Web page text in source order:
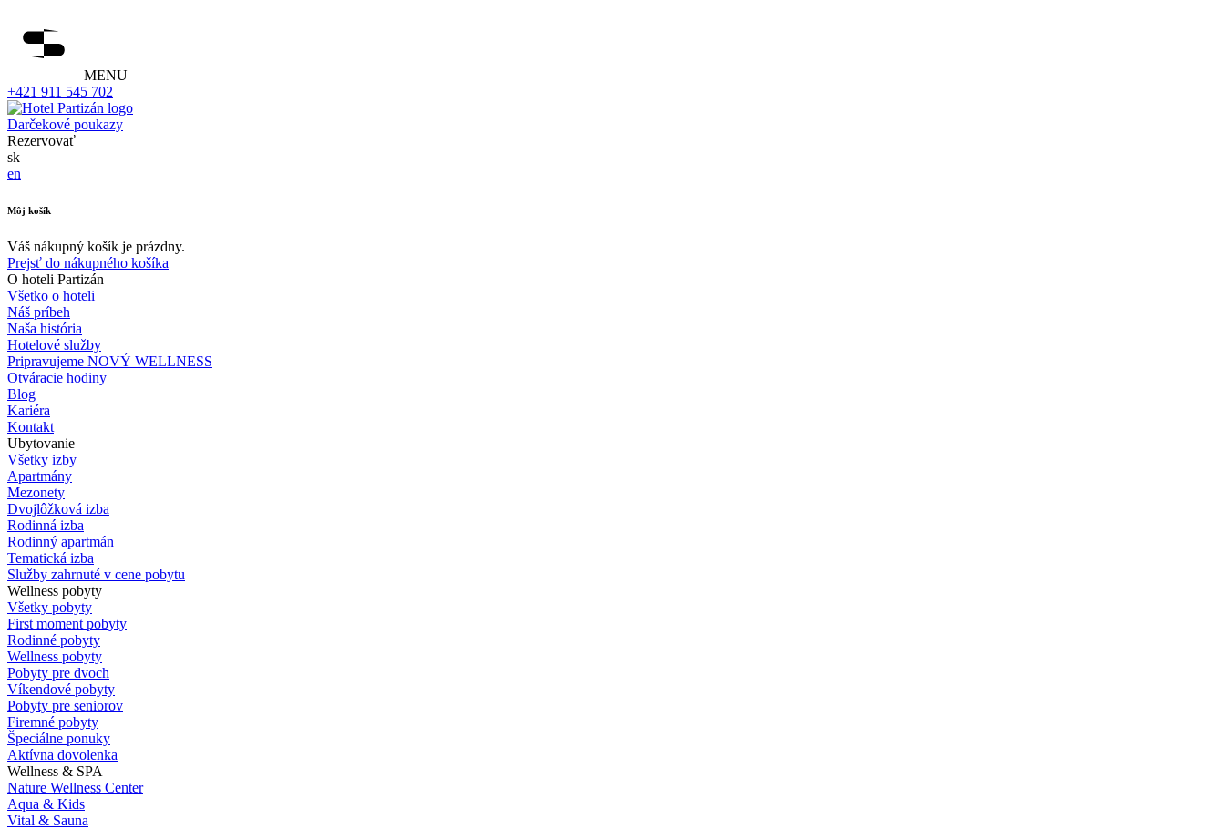
MENU
+421 911 545 702
Darčekové poukazy
Rezervovať
sk
en
Môj košík
Váš nákupný košík je prázdny.
Prejsť do nákupného košíka
O hoteli Partizán
Všetko o hoteli
Náš príbeh
Naša história
Hotelové služby
Pripravujeme NOVÝ WELLNESS
Otváracie hodiny
Blog
Kariéra
Kontakt
Ubytovanie
Všetky izby
Apartmány
Mezonety
Dvojlôžková izba
Rodinná izba
Rodinný apartmán
Tematická izba
Služby zahrnuté v cene pobytu
Wellness pobyty
Všetky pobyty
First moment pobyty
Rodinné pobyty
Wellness pobyty
Pobyty pre dvoch
Víkendové pobyty
Pobyty pre seniorov
Firemné pobyty
Špeciálne ponuky
Aktívna dovolenka
Wellness & SPA
Nature Wellness Center
Aqua & Kids
Vital & Sauna